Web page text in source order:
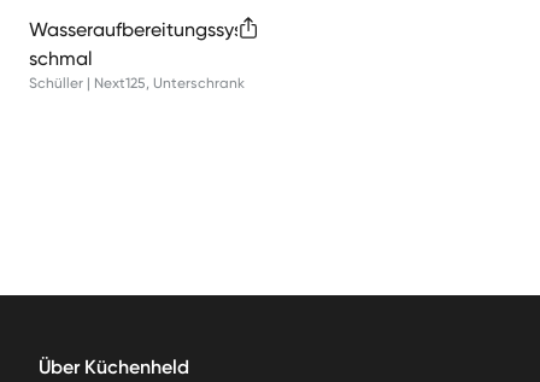
Wasseraufbereitungssystem
schmal
Schüller | Next125, Unterschrank
Über Küchenheld